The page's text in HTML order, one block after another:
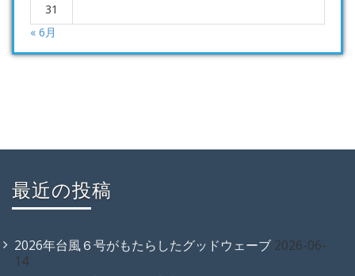
31
« 6月
最近の投稿
2026年台風６号がもたらしたグッドウェーブ 2026-06-
14